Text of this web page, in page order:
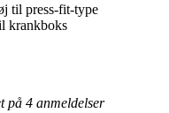
til press-fit-type
krankboks
på 4 anmeldelser